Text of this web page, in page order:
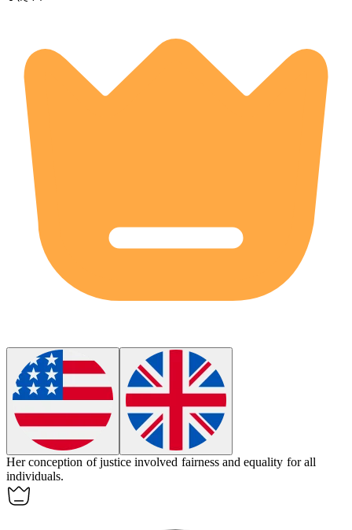
Herconception of justice involved fairness and equality for all
individuals.